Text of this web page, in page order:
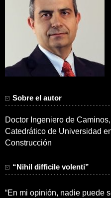
Sobre el autor
Doctor Ingeniero de
Catedrático de Universidad
Construcción
“Nihil difficile volenti”
“En mi opinión, nadie puede